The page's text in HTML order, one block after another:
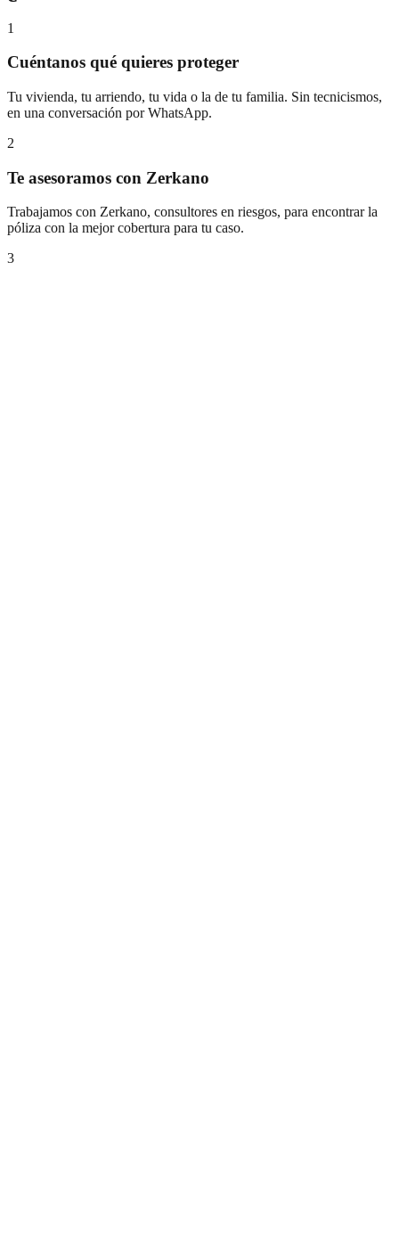
1
Cuéntanos qué quieres proteger
Tu vivienda, tu arriendo, tu vida o la de tu familia. Sin tecnicismos,
en una conversación por WhatsApp.
2
Te asesoramos con Zerkano
Trabajamos con Zerkano, consultores en riesgos, para encontrar la
póliza con la mejor cobertura para tu caso.
3